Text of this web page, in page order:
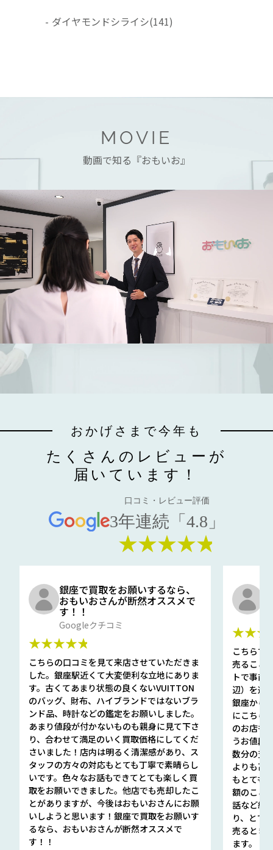
- ダイヤモンドシライシ(141)
MOVIE
動画で知る『おもいお』
おかげさまで今年も
たくさんのレビューが
届いています！
口コミ・レビュー評価
3年連続「4.8」
★★★★★
銀座で買取をお願いするなら、
おもいおさんが断然オススメで
す！！
Googleクチコミ
★★★★★
こちらの口コミを見て来店させていただきま
した。銀座駅近くて大変便利な立地にありま
す。古くてあまり状態の良くないVUITTON
のバッグ、財布、ハイブランドではないブラ
ンド品、時計などの鑑定をお願いしました。
あまり値段が付かないものも親身に見て下さ
り、合わせて満足のいく買取価格にしてくだ
さいました！店内は明るく清潔感があり、ス
タッフの方々の対応もとても丁寧で素晴らし
いです。色々なお話もできてとても楽しく買
取をお願いできました。他店でも売却したこ
とがありますが、今後はおもいおさんにお願
いしようと思います！銀座で買取をお願いす
るなら、おもいおさんが断然オススメで
す！！
こちらで
売ること
トで事前
辺）を選
銀座から
にこちら
のお店も
うお値段
数分の査
よりも高
もとても
額のこと
話など細
り、とて
売るとき
ます。